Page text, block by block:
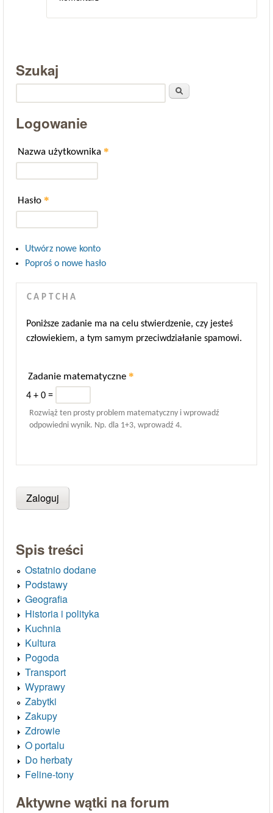
Szukaj
Logowanie
Nazwa użytkownika *
Hasło *
Utwórz nowe konto
Poproś o nowe hasło
CAPTCHA
Poniższe zadanie ma na celu stwierdzenie, czy jesteś
człowiekiem, a tym samym przeciwdziałanie spamowi.
Zadanie matematyczne *
4 + 0 =
Rozwiąż ten prosty problem matematyczny i wprowadź
odpowiedni wynik. Np. dla 1+3, wprowadź 4.
Spis treści
Ostatnio dodane
Podstawy
Geografia
Historia i polityka
Kuchnia
Kultura
Pogoda
Transport
Wyprawy
Zabytki
Zakupy
Zdrowie
O portalu
Do herbaty
Feline-tony
Aktywne wątki na forum